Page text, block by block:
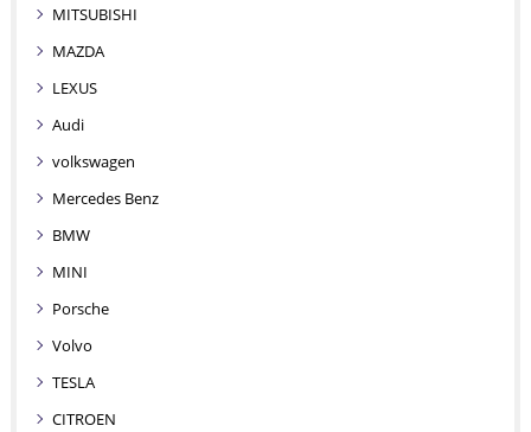
MITSUBISHI
MAZDA
LEXUS
Audi
volkswagen
Mercedes Benz
BMW
MINI
Porsche
Volvo
TESLA
CITROEN